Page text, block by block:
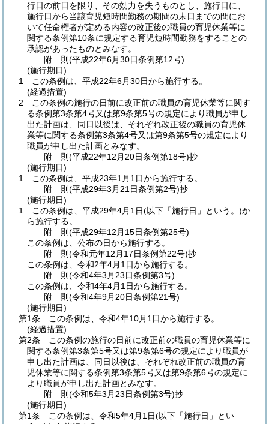
行日の前日を限り、その効力を失うものとし、施行日に、
施行日から当該育児短時間勤務の期間の末日までの間にお
いて任命権者が定める内容の改正後の職員の育児休業等に
関する条例第10条に規定する育児短時間勤務をすることの
承認があったものとみなす。
附 則(平成22年6月30日条例第12号)
(施行期日)
1
この条例は、平成22年6月30日から施行する。
(経過措置)
2
この条例の施行の日前に改正前の職員の育児休業等に関す
る条例第3条第4号又は第9条第5号の規定により職員が申し
出た計画は、同日以後は、それぞれ改正後の職員の育児休
業等に関する条例第3条第4号又は第9条第5号の規定により
職員が申し出た計画とみなす。
附 則(平成22年12月20日条例第18号)抄
(施行期日)
1
この条例は、平成23年1月1日から施行する。
附 則(平成29年3月21日条例第2号)抄
(施行期日)
1
この条例は、平成29年4月1日(以下「施行日」という。)か
ら施行する。
附 則(平成29年12月15日条例第25号)
この条例は、公布の日から施行する。
附 則(令和元年12月17日条例第22号)抄
この条例は、令和2年4月1日から施行する。
附 則(令和4年3月23日条例第3号)
この条例は、令和4年4月1日から施行する。
附 則(令和4年9月20日条例第21号)
(施行期日)
第1条
この条例は、令和4年10月1日から施行する。
(経過措置)
第2条
この条例の施行の日前に改正前の職員の育児休業等に
関する条例第3条第5号又は第9条第6号の規定により職員が
申し出た計画は、同日以後は、それぞれ改正前の職員の育
児休業等に関する条例第3条第5号又は第9条第6号の規定に
より職員が申し出た計画とみなす。
附 則(令和5年3月23日条例第3号)抄
(施行期日)
第1条
この条例は、令和5年4月1日(以下「施行日」とい